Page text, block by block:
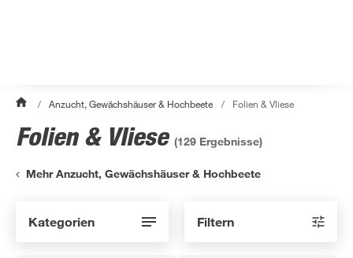
/ Anzucht, Gewächshäuser & Hochbeete / Folien & Vliese
Folien & Vliese (129 Ergebnisse)
Mehr Anzucht, Gewächshäuser & Hochbeete
Kategorien Filtern